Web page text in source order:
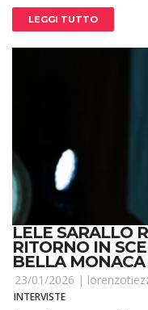
LEGGI TUTTO
LELE SARALLO
RITORNO IN
BELLA MONACA
23/01/2026 |
INTERVISTE